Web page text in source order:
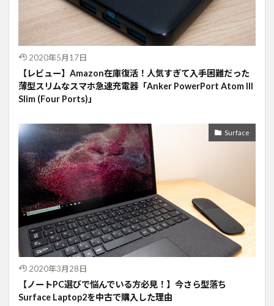
2020年5月17日
【レビュー】Amazon在庫復活！人気すぎて入手困難だった
薄型スリムなスマホ急速充電器「Anker PowerPort Atom III
Slim (Four Ports)」
Surface
2020年3月28日
【ノートPC選びで悩んでいる方必見！】今さら型落ち
Surface Laptop2を中古で購入した理由